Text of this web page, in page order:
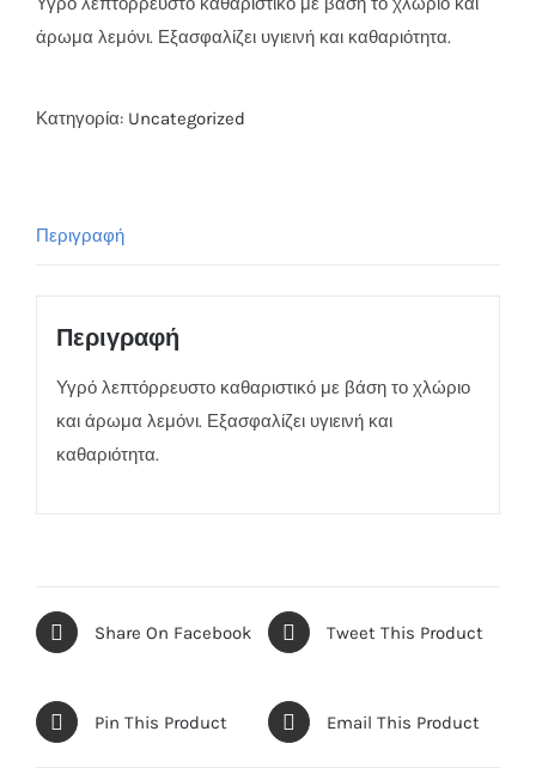
άρωμα λεμόνι. Εξασφαλίζει υγιεινή και καθαριότητα.
Κατηγορία: Uncategorized
Περιγραφή
Περιγραφή
Υγρό λεπτόρρευστο καθαριστικό με βάση το χλώριο
και άρωμα λεμόνι. Εξασφαλίζει υγιεινή και
καθαριότητα.
Share On Facebook Tweet This Product
Pin This Product Email This Product